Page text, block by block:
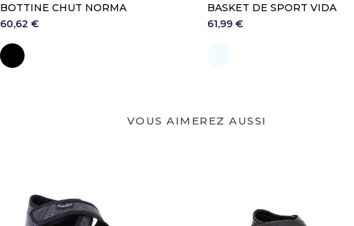
BOTTINE CHUT NORMA
60,62 €
BASKET DE SPORT VIDA
61,99 €
VOUS AIMEREZ AUSSI